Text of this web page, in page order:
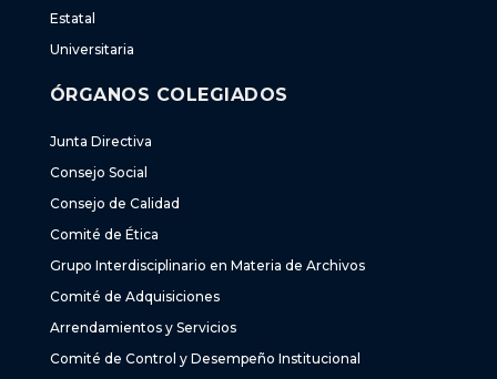
Estatal
Universitaria
ÓRGANOS COLEGIADOS
Junta Directiva
Consejo Social
Consejo de Calidad
Comité de Ética
Grupo Interdisciplinario en Materia de Archivos
Comité de Adquisiciones
Arrendamientos y Servicios
Comité de Control y Desempeño Institucional